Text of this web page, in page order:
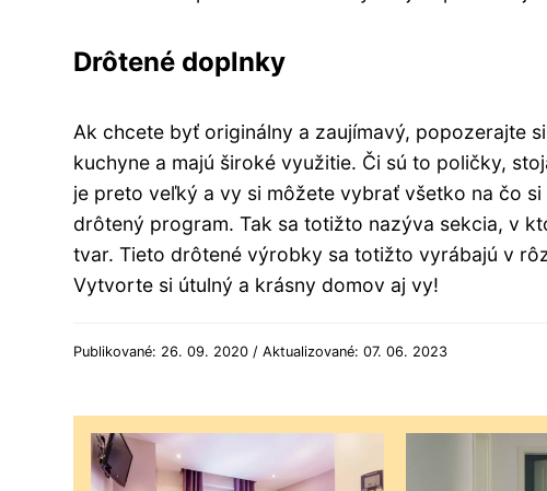
Drôtené doplnky
Ak chcete byť originálny a zaujímavý, popozerajte
kuchyne a majú široké využitie. Či sú to poličky,
je preto veľký a vy si môžete vybrať všetko na čo
drôtený program. Tak sa totižto nazýva sekcia, v
tvar. Tieto drôtené výrobky sa totižto vyrábajú v
Vytvorte si útulný a krásny domov aj vy!
Publikované: 26. 09. 2020 / Aktualizované: 07. 06. 2023